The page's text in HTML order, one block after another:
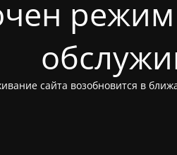
режим
сайта возобновится в